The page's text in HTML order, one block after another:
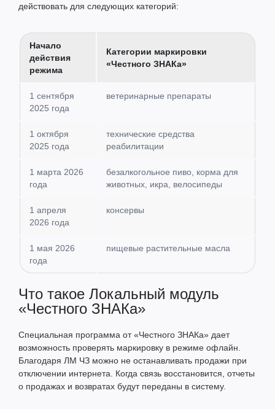
действовать для следующих категорий:
Начало
действия
режима
Категории маркировки
«Честного ЗНАКа»
1 сентября
2025 года
ветеринарные препараты
1 октября
2025 года
технические средства
реабилитации
1 марта 2026
года
безалкогольное пиво, корма для
животных, икра, велосипеды
1 апреля
2026 года
консервы
1 мая 2026
года
пищевые растительные масла
Что такое Локальный модуль
«Честного ЗНАКа»
Специальная программа от «Честного ЗНАКа» дает
возможность проверять маркировку в режиме офлайн.
Благодаря ЛМ ЧЗ можно не останавливать продажи при
отключении интернета. Когда связь восстановится, отчеты
о продажах и возвратах будут переданы в систему.